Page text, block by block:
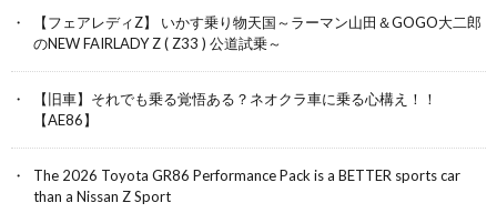
【フェアレディZ】 いかす乗り物天国～ラーマン山田＆GOGO大二郎
のNEW FAIRLADY Z ( Z33 ) 公道試乗～
【旧車】それでも乗る覚悟ある？ネオクラ車に乗る心構え！！
【AE86】
The 2026 Toyota GR86 Performance Pack is a BETTER sports car
than a Nissan Z Sport